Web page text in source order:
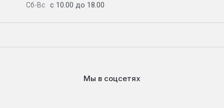
Сб-Вс с 10.00 до 18.00
Мы в соцсетях